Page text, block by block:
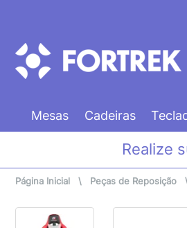
Mesas Cadeiras
Realize
Página Inicial \ Peças de Reposição